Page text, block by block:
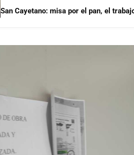
San Cayetano: misa por el pan, el